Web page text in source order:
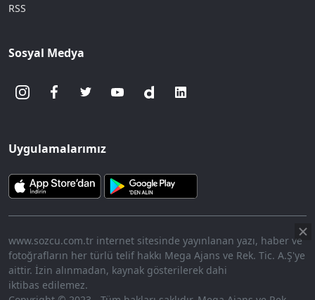
RSS
Sosyal Medya
Uygulamalarımız
www.sozcu.com.tr internet sitesinde yayınlanan yazı, haber ve
fotoğrafların her türlü telif hakkı Mega Ajans ve Rek. Tic. A.Ş'ye
aittir. İzin alınmadan, kaynak gösterilerek dahi
iktibas edilemez.